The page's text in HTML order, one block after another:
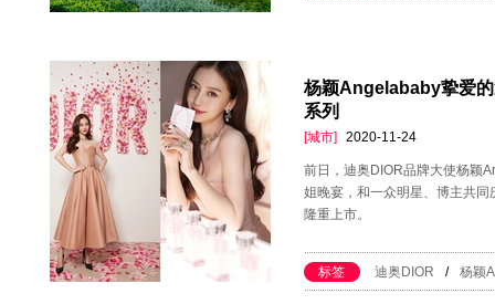
杨颖Angelababy挚爱
系列
[城市] 2020-11-24
前日，迪奥DIOR品牌大使杨颖
姐晚宴，和一众明星、博主共
隆重上市。
标签 迪奥DIOR / 杨颖